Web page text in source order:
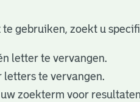
gebruiken, zoekt u
letter te vervangen.
letters te vervangen.
zoekterm voor